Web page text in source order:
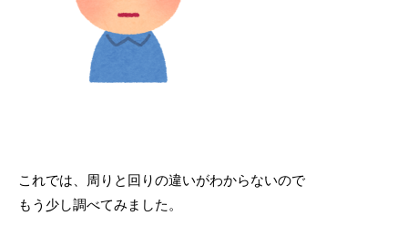
これでは、周りと回りの違いがわからないので
もう少し調べてみました。